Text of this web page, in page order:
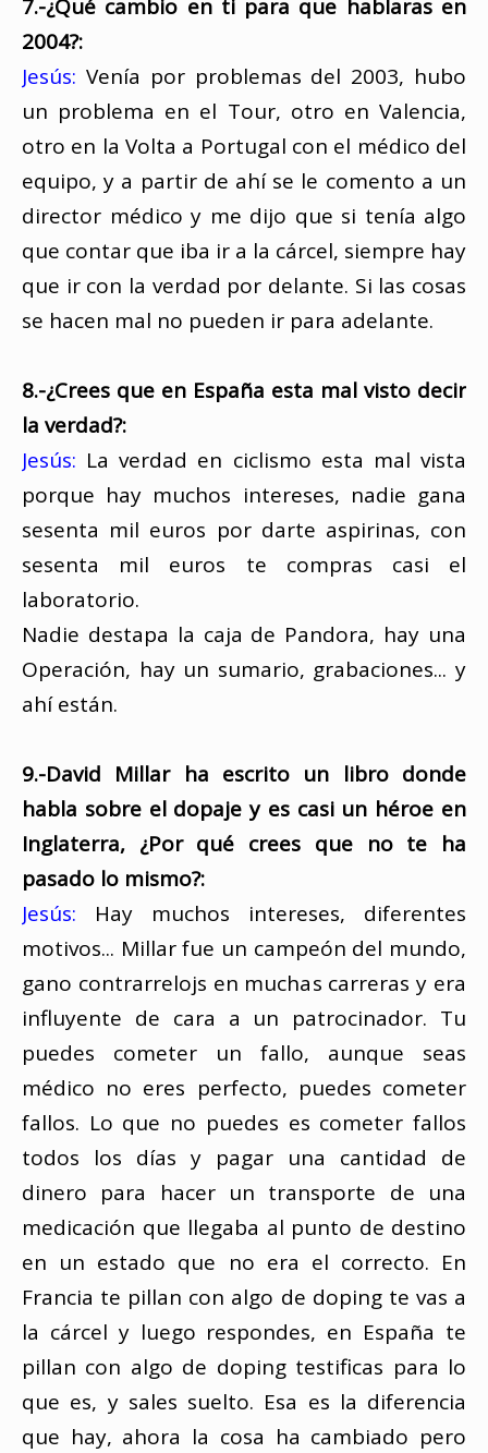
7.-¿Qué cambio en ti para que hablaras en
2004?:
Jesús: Venía por problemas del 2003, hubo
un problema en el Tour, otro en Valencia,
otro en la Volta a Portugal con el médico del
equipo, y a partir de ahí se le comento a un
director médico y me dijo que si tenía algo
que contar que iba ir a la cárcel, siempre hay
que ir con la verdad por delante. Si las cosas
se hacen mal no pueden ir para adelante.
8.-¿Crees que en España esta mal visto decir
la verdad?:
Jesús: La verdad en ciclismo esta mal vista
porque hay muchos intereses, nadie gana
sesenta mil euros por darte aspirinas, con
sesenta mil euros te compras casi el
laboratorio.
Nadie destapa la caja de Pandora, hay una
Operación, hay un sumario, grabaciones... y
ahí están.
9.-David Millar ha escrito un libro donde
habla sobre el dopaje y es casi un héroe en
Inglaterra, ¿Por qué crees que no te ha
pasado lo mismo?:
Jesús: Hay muchos intereses, diferentes
motivos... Millar fue un campeón del mundo,
gano contrarrelojs en muchas carreras y era
influyente de cara a un patrocinador. Tu
puedes cometer un fallo, aunque seas
médico no eres perfecto, puedes cometer
fallos. Lo que no puedes es cometer fallos
todos los días y pagar una cantidad de
dinero para hacer un transporte de una
medicación que llegaba al punto de destino
en un estado que no era el correcto. En
Francia te pillan con algo de doping te vas a
la cárcel y luego respondes, en España te
pillan con algo de doping testificas para lo
que es, y sales suelto. Esa es la diferencia
que hay, ahora la cosa ha cambiado pero